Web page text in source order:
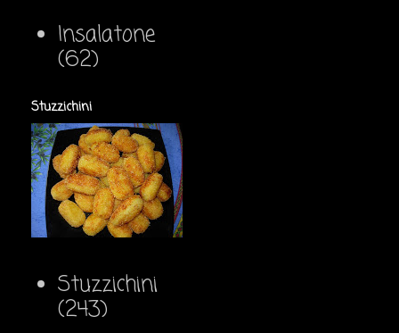
Insalatone
(62)
Stuzzichini
Stuzzichini
(243)